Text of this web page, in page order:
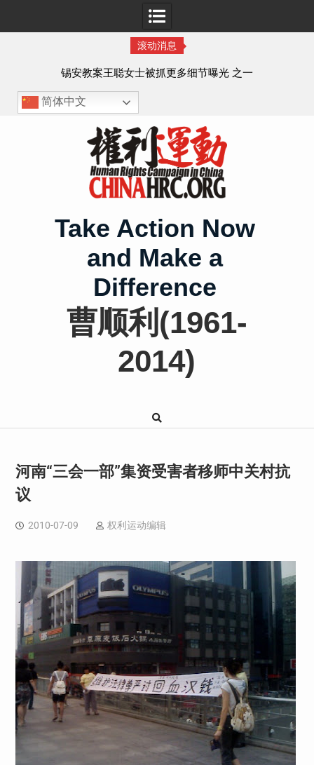
滚动消息
锡安教案王聪女士被抓更多细节曝光 之一
简体中文
Take Action Now
and Make a
Difference
曹顺利(1961-
2014)
河南“三会一部”集资受害者移师中关村抗
议
2010-07-09 权利运动编辑